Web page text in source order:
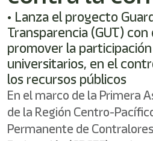
para
ayudarle
navegar
interactuar
con
contenido.
• Lanza el proyecto
Transparencia (GUT)
promover la
universitarios, en el
los recursos públicos
En el marco de la Primera
de la Región Centro-
Permanente de